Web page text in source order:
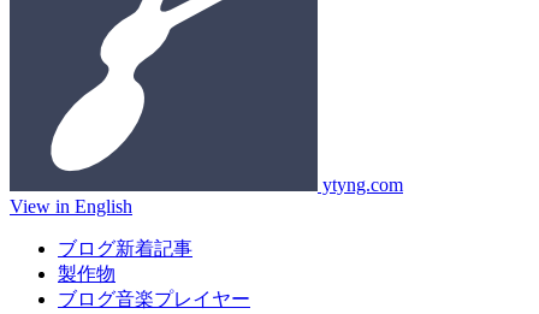
ytyng.com
View in English
ブログ新着記事
製作物
ブログ音楽プレイヤー